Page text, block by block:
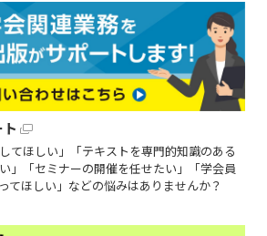
てほしい」「テキストを専門的知識のある
」「セミナーの開催を任せたい」「学会員
てほしい」などの悩みはありませんか？